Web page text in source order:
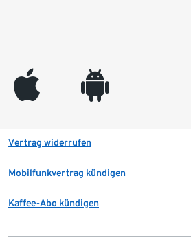
appleinc android
Vertrag widerrufen
Mobilfunkvertrag kündigen
Kaffee-Abo kündigen